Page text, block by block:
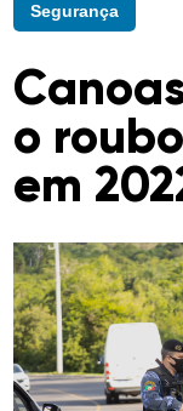
Segurança
o
em